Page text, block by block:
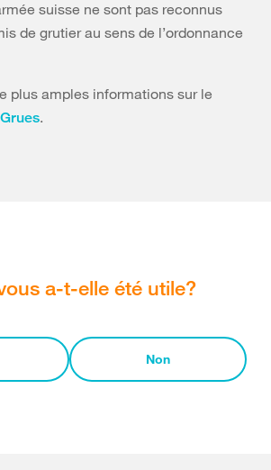
suisse ne sont pas reconnus
de grutier au sens de l’ordonnance
plus amples informations sur le
Grues.
a-t-elle été utile?
Non